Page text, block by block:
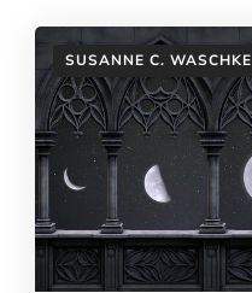
SUSANNE C. WASCHKE